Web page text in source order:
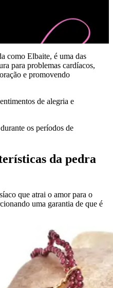
como Elbaite, é uma das
para problemas cardíacos,
e promovendo
de alegria e
os períodos de
da pedra
que atrai o amor para o
uma garantia de que é